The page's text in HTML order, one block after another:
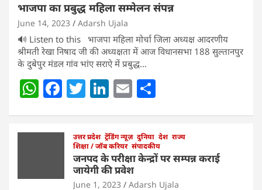
भाजपा का प्रबुद्ध महिला सम्मेलन संपन्न
June 14, 2023 Adarsh Ujala
🔊 Listen to this भाजपा महिला मोर्चा जिला अध्यक्ष आदरणीय
श्रीमती रेखा निषाद जी की अध्यक्षता में आज विधानसभा 188 सुल्तानपुर
के दुबेपुर मंडल गांव भांए सराऐ में प्रबुद्ध…
W
at
p
F
c
b
o
T
er
Li
e
dI
n
E
l e
उत्तर प्रदेश ट्रेंडिंग न्यूज़ दुनिया देश राज्य
शिक्षा / जॉब करियर संपादकीय
जनपद के परीक्षा केन्द्रों पर सम्पन्न कराई
जायेगी की प्रवेश
June 1, 2023 Adarsh Ujala